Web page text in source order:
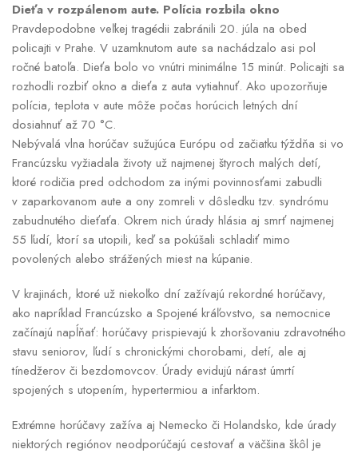
Dieťa v rozpálenom aute. Polícia rozbila okno
Pravdepodobne veľkej tragédii zabránili 20. júla na obed
policajti v Prahe. V uzamknutom aute sa nachádzalo asi pol
ročné batoľa. Dieťa bolo vo vnútri minimálne 15 minút. Policajti sa
rozhodli rozbiť okno a dieťa z auta vytiahnuť. Ako upozorňuje
polícia, teplota v aute môže počas horúcich letných dní
dosiahnuť až 70 °C.
Nebývalá vlna horúčav sužujúca Európu od začiatku týždňa si vo
Francúzsku vyžiadala životy už najmenej štyroch malých detí,
ktoré rodičia pred odchodom za inými povinnosťami zabudli
v zaparkovanom aute a ony zomreli v dôsledku tzv. syndrómu
zabudnutého dieťaťa. Okrem nich úrady hlásia aj smrť najmenej
55 ľudí, ktorí sa utopili, keď sa pokúšali schladiť mimo
povolených alebo strážených miest na kúpanie.
V krajinách, ktoré už niekoľko dní zažívajú rekordné horúčavy,
ako napríklad Francúzsko a Spojené kráľovstvo, sa nemocnice
začínajú napĺňať: horúčavy prispievajú k zhoršovaniu zdravotného
stavu seniorov, ľudí s chronickými chorobami, detí, ale aj
tínedžerov či bezdomovcov. Úrady evidujú nárast úmrtí
spojených s utopením, hypertermiou a infarktom.
Extrémne horúčavy zažíva aj Nemecko či Holandsko, kde úrady
niektorých regiónov neodporúčajú cestovať a väčšina škôl je